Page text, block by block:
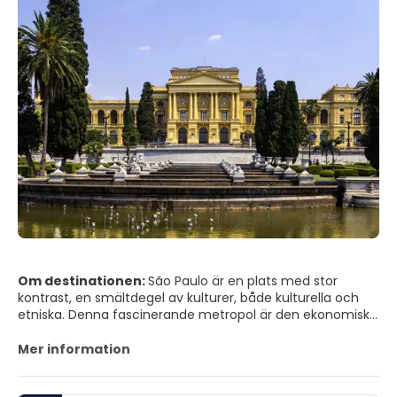
Om destinationen:São Paulo är en plats med stor
kontrast, en smältdegel av kulturer, både kulturella och
etniska. Denna fascinerande metropol är den ekonomiska
Sydamerika, den har underbart nattliv, gastronomi
stora, moderna stad har konstgallerier, rika stiliga museer,
Mer information